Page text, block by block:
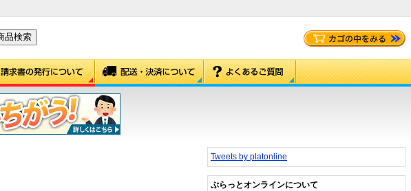
Tweets by platonline
ぷらっとオンラインについて